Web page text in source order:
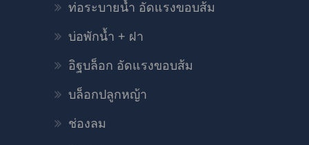
ท่อระบายน้ำ อัดแรงขอบส้ม
บ่อพักน้ำ + ฝา
อิฐบล็อก อัดแรงขอบส้ม
บล็อกปลูกหญ้า
ช่องลม